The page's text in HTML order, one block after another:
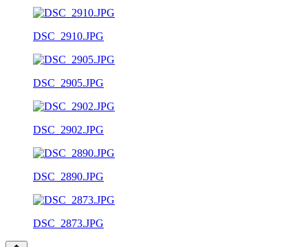
DSC_2910.JPG
DSC_2905.JPG
DSC_2902.JPG
DSC_2890.JPG
DSC_2873.JPG